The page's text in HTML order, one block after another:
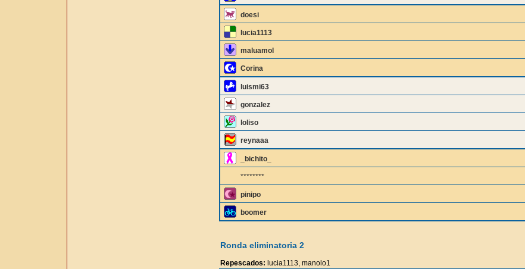
doesi
lucia1113
maluamol
Corina
luismi63
gonzalez
loliso
reynaaa
_bichito_
********
pinipo
boomer
Ronda eliminatoria 2
Repescados: lucia1113, manolo1